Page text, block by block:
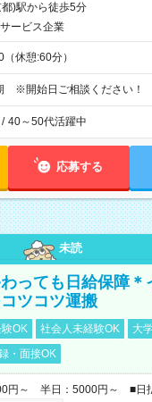
)駅から徒歩5分
ービス企業
休憩:60分）
※開始日ご相談ください！
/ 40～50代活躍中
応募する
未読
っても日給保障＊
ツコツ運搬
OK 社会人未経験OK
大
・面接OK
円～ 半日：5000円～ ■日